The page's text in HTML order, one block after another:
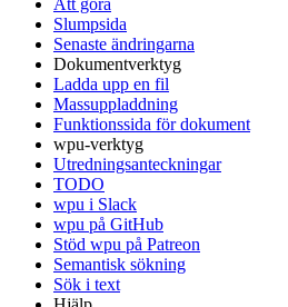
Att göra
Slumpsida
Senaste ändringarna
Dokumentverktyg
Ladda upp en fil
Massuppladdning
Funktionssida för dokument
wpu-verktyg
Utredningsanteckningar
TODO
wpu i Slack
wpu på GitHub
Stöd wpu på Patreon
Semantisk sökning
Sök i text